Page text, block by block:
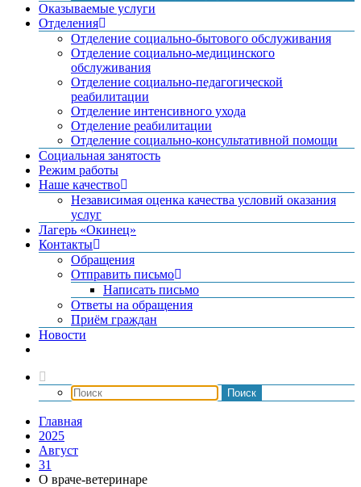
Оказываемые услуги
Отделения
Отделение социально-бытового обслуживания
Отделение социально-медицинского
обслуживания
Отделение социально-педагогической
реабилитации
Отделение интенсивного ухода
Отделение реабилитации
Отделение социально-консультативной помощи
Социальная занятость
Режим работы
Наше качество
Независимая оценка качества условий оказания
услуг
Лагерь «Окинец»
Контакты
Обращения
Отправить письмо
Написать письмо
Ответы на обращения
Приём граждан
Новости
Главная
2025
Август
31
О враче-ветеринаре